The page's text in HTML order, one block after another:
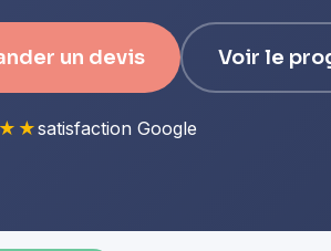
un devis Voir le
satisfaction Google